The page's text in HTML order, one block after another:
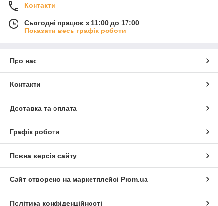
Контакти
Сьогодні працює з 11:00 до 17:00
Показати весь графік роботи
Про нас
Контакти
Доставка та оплата
Графік роботи
Повна версія сайту
Сайт створено на маркетплейсі Prom.ua
Політика конфіденційності